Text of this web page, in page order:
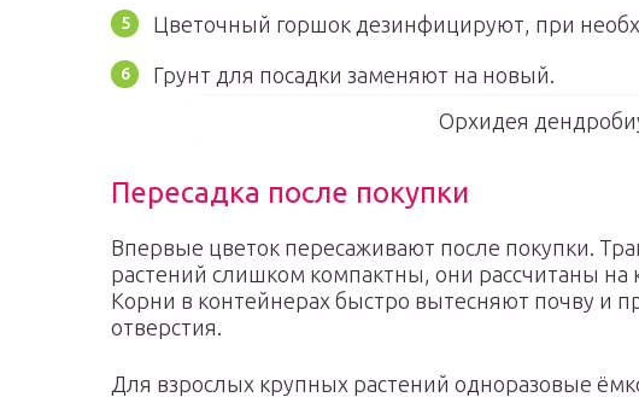
Цветочный горшок дезинфицируют, при
Грунт для посадки заменяют на новый.
Орхидея
Пересадка после покупки
Впервые цветок пересаживают после покупки.
растений слишком компактны, они рассчитаны на
Корни в контейнерах быстро вытесняют почву и
отверстия.
Для взрослых крупных растений одноразовые